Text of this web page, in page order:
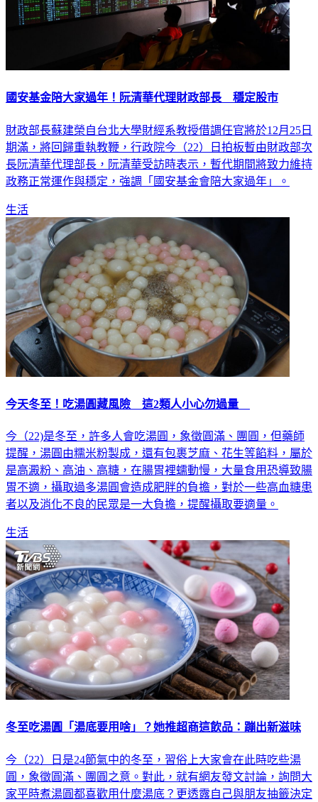
國安基金陪大家過年！阮清華代理財政部長 穩定股市
財政部長蘇建榮自台北大學財經系教授借調任官將於12月25日
期滿，將回歸重執教鞭，行政院今（22）日拍板暫由財政部次
長阮清華代理部長，阮清華受訪時表示，暫代期間將致力維持
政務正常運作與穩定，強調「國安基金會陪大家過年」。
生活
今天冬至！吃湯圓藏風險 這2類人小心勿過量
今（22)是冬至，許多人會吃湯圓，象徵圓滿、團圓，但藥師
提醒，湯圓由糯米粉製成，還有包裹芝麻、花生等餡料，屬於
是高澱粉、高油、高糖，在腸胃裡蠕動慢，大量食用恐導致腸
胃不適，攝取過多湯圓會造成肥胖的負擔，對於一些高血糖患
者以及消化不良的民眾是一大負擔，提醒攝取要適量。
生活
冬至吃湯圓「湯底要用啥」？她推超商這飲品：蹦出新滋味
今（22）日是24節氣中的冬至，習俗上大家會在此時吃些湯
圓，象徵圓滿、團圓之意。對此，就有網友發文討論，詢問大
家平時煮湯圓都喜歡用什麼湯底？更透露自己與朋友抽籤決定